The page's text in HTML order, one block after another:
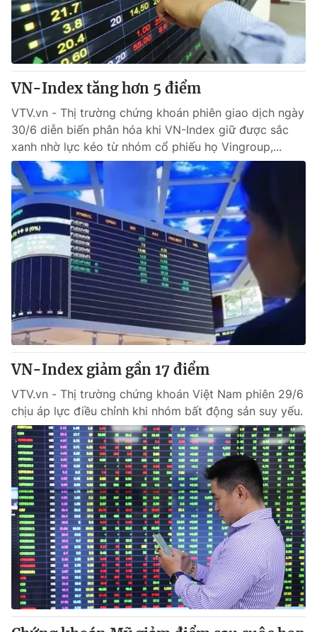
Tin tức
Thế giới đó đây
Câu chuyện quốc tế
Kinh tế
Tài chính
Thị trường
Góc doanh nghiệp
Dữ liệu và đời sống
Truyền hình
Phim VTV
Hậu trường
Nhân vật
Khán giả
Giải sao mai
Giải trí
Điện ảnh
Âm nhạc
Sao
Đời sống
Du lịch
Làm đẹp
Chất lượng cuộc sống
Giáo dục
Tuyển sinh
Học trực tuyến
Công nghệ
Hitech Công nghệ tương lai
Sản phẩm
Thị trường
Tư vấn
Giao lưu trực tuyến
Lịch phát sóng
Chuyên mục khác
Emagazine Podcast
Photo Infographic
Video Shorts video
VTV Money VTV Thể thao
VTV Sức khoẻ Bất động sản
VN-Index tăng hơn 5 điểm
VTV.vn - Thị trường chứng khoán phiên giao dịch ngày
30/6 diễn biến phân hóa khi VN-Index giữ được sắc
xanh nhờ lực kéo từ nhóm cổ phiếu họ Vingroup,...
VN-Index giảm gần 17 điểm
VTV.vn - Thị trường chứng khoán Việt Nam phiên 29/6
chịu áp lực điều chỉnh khi nhóm bất động sản suy yếu.